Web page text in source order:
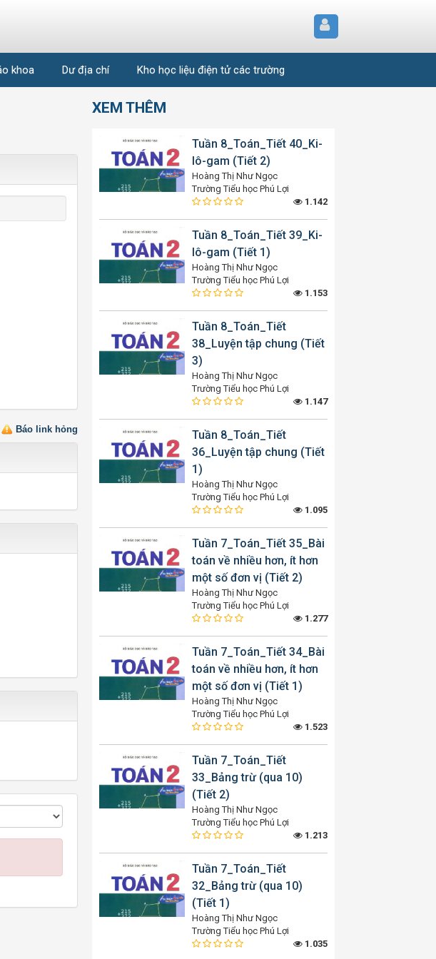
khoa Dư địa chí Kho học liệu điện tử các trường
Báo link hỏng
XEM THÊM
Tuần 8_Toán_Tiết 40_Ki-
lô-gam (Tiết 2)
Hoàng Thị Như Ngọc
Trường Tiểu học Phú Lợi
1.142
Tuần 8_Toán_Tiết 39_Ki-
lô-gam (Tiết 1)
Hoàng Thị Như Ngọc
Trường Tiểu học Phú Lợi
1.153
Tuần 8_Toán_Tiết
38_Luyện tập chung (Tiết
3)
Hoàng Thị Như Ngọc
Trường Tiểu học Phú Lợi
1.147
Tuần 8_Toán_Tiết
36_Luyện tập chung (Tiết
1)
Hoàng Thị Như Ngọc
Trường Tiểu học Phú Lợi
1.095
Tuần 7_Toán_Tiết 35_Bài
toán về nhiều hơn, ít hơn
một số đơn vị (Tiết 2)
Hoàng Thị Như Ngọc
Trường Tiểu học Phú Lợi
1.277
Tuần 7_Toán_Tiết 34_Bài
toán về nhiều hơn, ít hơn
một số đơn vị (Tiết 1)
Hoàng Thị Như Ngọc
Trường Tiểu học Phú Lợi
1.523
Tuần 7_Toán_Tiết
33_Bảng trừ (qua 10)
(Tiết 2)
Hoàng Thị Như Ngọc
Trường Tiểu học Phú Lợi
1.213
Tuần 7_Toán_Tiết
32_Bảng trừ (qua 10)
(Tiết 1)
Hoàng Thị Như Ngọc
Trường Tiểu học Phú Lợi
1.035